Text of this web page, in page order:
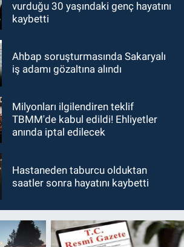
vurduğu 30 yaşındaki genç hayatını
kaybetti
Ahbap soruşturmasında Sakaryalı
iş adamı gözaltına alındı
Milyonları ilgilendiren teklif
TBMM'de kabul edildi! Ehliyetler
anında iptal edilecek
Hastaneden taburcu olduktan
saatler sonra hayatını kaybetti